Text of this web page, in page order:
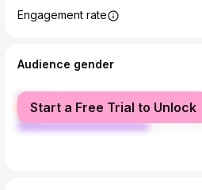
Engagement rate
Audience gender
female
male
Start a Free Trial to Unlock